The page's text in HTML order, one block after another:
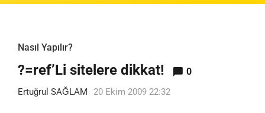
Nasıl Yapılır?
?=ref’Li sitelere dikkat! 0
Ertuğrul SAĞLAM 20 Ekim 2009 22:32